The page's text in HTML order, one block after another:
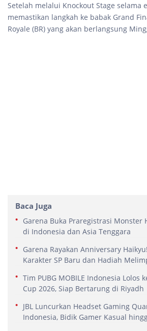
Setelah melalui Knockout Stage selama
memastikan langkah ke babak Grand
Royale (BR) yang akan berlangsung
Baca Juga
Garena Buka Praregistrasi Monster
di Indonesia dan Asia Tenggara
Garena Rayakan Anniversary
Karakter SP Baru dan Hadiah
Tim PUBG MOBILE Indonesia Lolos
Cup 2026, Siap Bertarung di Riyadh
JBL Luncurkan Headset Gaming
Indonesia, Bidik Gamer Kasual